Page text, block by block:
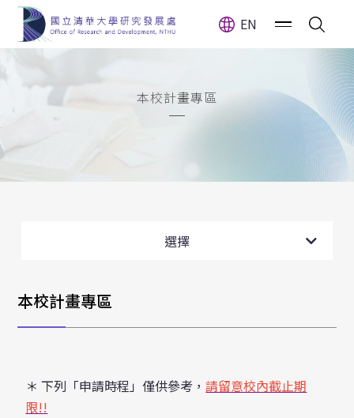
EN
本校計畫專區
選擇
本校計畫專區
＊ 下列「申請時程」僅供參考，請留意校內截止期
限!!